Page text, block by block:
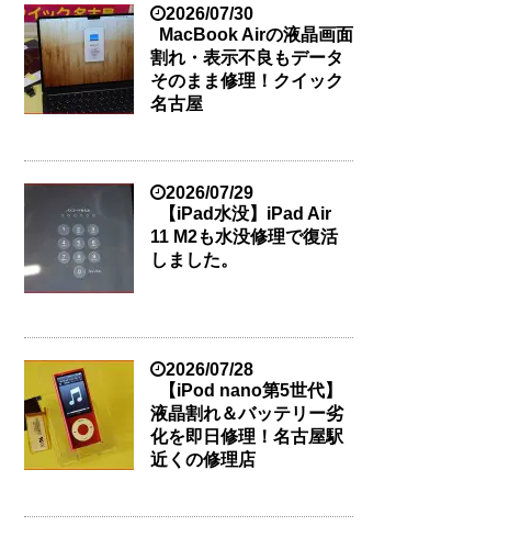
2026/07/30
MacBook Airの液晶画面
割れ・表示不良もデータ
そのまま修理！クイック
名古屋
2026/07/29
【iPad水没】iPad Air
11 M2も水没修理で復活
しました。
2026/07/28
【iPod nano第5世代】
液晶割れ＆バッテリー劣
化を即日修理！名古屋駅
近くの修理店